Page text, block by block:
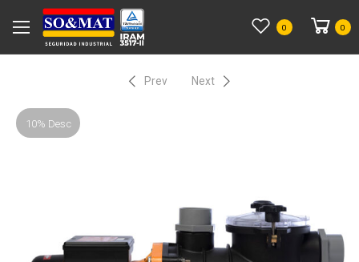
0 0
Prev Next
10% Desc